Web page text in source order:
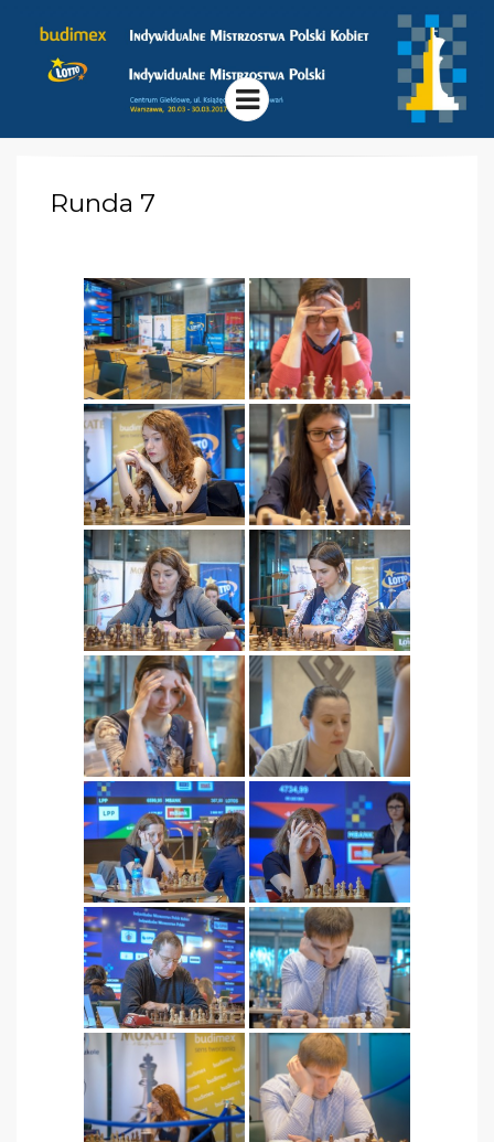
POLSKI
MISTRZOSTWA POLSKI BUDIMEX
INDYWIDUALNE MISTRZOSTWA
POLSKI KOBIET
Menu
Runda 7